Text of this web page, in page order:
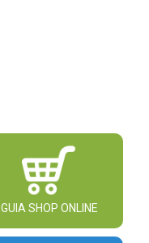
GUIA SHOP ONLINE